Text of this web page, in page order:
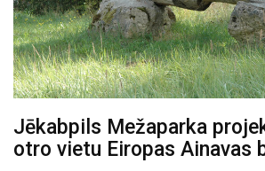
Jēkabpils Mežaparka
otro vietu Eiropas Ainavas